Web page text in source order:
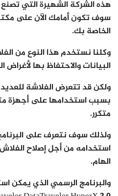
هذه الشركة الشهيرة التي
سوف تكون أمامك الآن على
الخاصة بك.
وكلنا نستخدم هذا النوع من
البيانات والاحتفاظ بها لأغراض
ولكن قد تتعرض الفلاشة
بسبب استخدامها على أجهزة
متكرر.
ولذلك سوف نتعرف على
استخدامه من أجل إصلاح
الهام.